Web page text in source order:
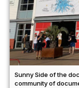
Sunny Side of the
community of